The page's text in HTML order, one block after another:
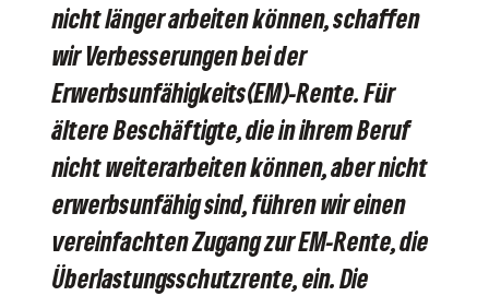
nicht länger arbeiten können, schaffen
wir Verbesserungen bei der
Erwerbsunfähigkeits(EM)-Rente. Für
ältere Beschäftigte, die in ihrem Beruf
nicht weiterarbeiten können, aber nicht
erwerbsunfähig sind, führen wir einen
vereinfachten Zugang zur EM-Rente, die
Überlastungsschutzrente, ein. Die